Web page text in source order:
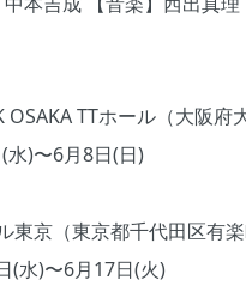
OSAKA TTホール（大阪府
⽔)〜6⽉8⽇(⽇)
東京（東京都千代田区有
(⽔)〜6⽉17⽇(⽕)